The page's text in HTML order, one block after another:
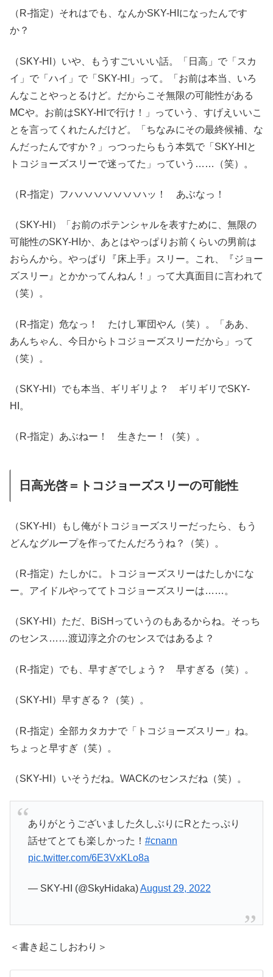
（R-指定）それはでも、なんかSKY-HIになったんです
か？
（SKY-HI）いや、もうすごいいい話。「日高」で「スカ
イ」で「ハイ」で「SKY-HI」って。「お前は本当、いろ
んなことやっとるけど。だからこそ無限の可能性がある
MCや。お前はSKY-HIで行け！」っていう、すげえいいこ
とを言ってくれたんだけど。「ちなみにその最終候補、な
んだったんですか？」っつったらもう本気で「SKY-HIと
トコジョーズスリーで迷ってた」っていう……（笑）。
（R-指定）フハハハハハハハハッ！ あぶなっ！
（SKY-HI）「お前のポテンシャルを表すために、無限の
可能性のSKY-HIか、あとはやっぱりお前くらいの男前は
おらんから。やっぱり『床上手』スリー。これ、『ジョー
ズスリー』とかかってんねん！」って大真面目に言われて
（笑）。
（R-指定）危なっ！ たけし軍団やん（笑）。「ああ、
あんちゃん、今日からトコジョーズスリーだから」って
（笑）。
（SKY-HI）でも本当、ギリギリよ？ ギリギリでSKY-
HI。
（R-指定）あぶねー！ 生きたー！（笑）。
日高光啓＝トコジョーズスリーの可能性
（SKY-HI）もし俺がトコジョーズスリーだったら、もう
どんなグループを作ってたんだろうね？（笑）。
（R-指定）たしかに。トコジョーズスリーはたしかにな
ー。アイドルやっててトコジョーズスリーは……。
（SKY-HI）ただ、BiSHっていうのもあるからね。そっち
のセンス……渡辺淳之介のセンスではあるよ？
（R-指定）でも、早すぎでしょう？ 早すぎる（笑）。
（SKY-HI）早すぎる？（笑）。
（R-指定）全部カタカナで「トコジョーズスリー」ね。
ちょっと早すぎ（笑）。
（SKY-HI）いそうだね。WACKのセンスだね（笑）。
ありがとうございました久しぶりにRとたっぷり
話せてとても楽しかった！ #cnann
pic.twitter.com/6E3VxKLo8a
— SKY-HI (@SkyHidaka)August 29, 2022
＜書き起こしおわり＞